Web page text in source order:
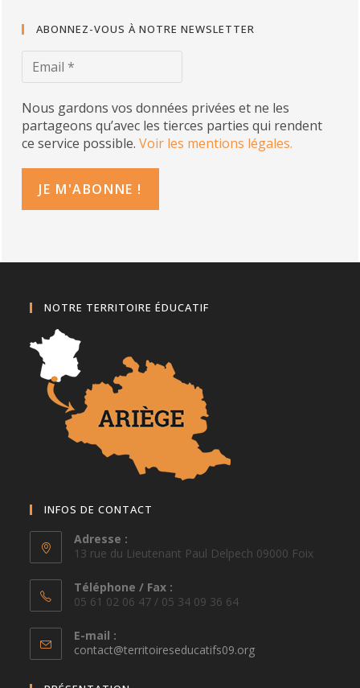
ABONNEZ-VOUS À NOTRE NEWSLETTER
Nous gardons vos données privées et ne les
partageons qu’avec les tierces parties qui rendent
ce service possible.Voir les mentions légales.
NOTRE TERRITOIRE ÉDUCATIF
INFOS DE CONTACT
Adresse :
13 rue du Lieutenant Paul Delpech 09000 Foix
Téléphone / Fax :
05 61 02 06 47 / 05 34 09 36 64
E-mail :
contact@territoireseducatifs09.orgS’ouvre